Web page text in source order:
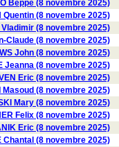
Beppe (8 novembre 2025)
Quentin (8 novembre 2025)
Vladimir (8 novembre 2025)
Claude (8 novembre 2025)
John (8 novembre 2025)
Jeanna (8 novembre 2025)
Eric (8 novembre 2025)
Masoud (8 novembre 2025)
Mary (8 novembre 2025)
Felix (8 novembre 2025)
Eric (8 novembre 2025)
Chantal (8 novembre 2025)